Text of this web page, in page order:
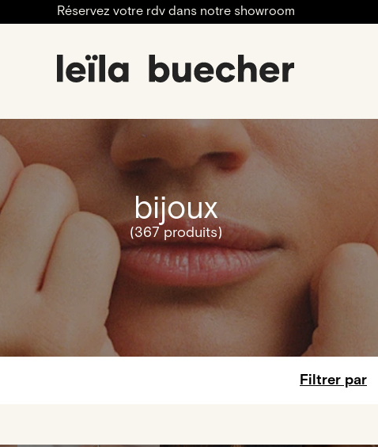
Réservez votre rdv dans notre showroom
bijoux
(367 produits)
Filtrer par